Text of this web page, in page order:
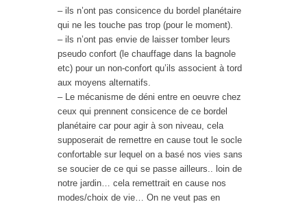
– ils n’ont pas consicence du bordel planétaire
qui ne les touche pas trop (pour le moment).
– ils n’ont pas envie de laisser tomber leurs
pseudo confort (le chauffage dans la bagnole
etc) pour un non-confort qu’ils associent à tord
aux moyens alternatifs.
– Le mécanisme de déni entre en oeuvre chez
ceux qui prennent consicence de ce bordel
planétaire car pour agir à son niveau, cela
supposerait de remettre en cause tout le socle
confortable sur lequel on a basé nos vies sans
se soucier de ce qui se passe ailleurs.. loin de
notre jardin… cela remettrait en cause nos
modes/choix de vie… On ne veut pas en